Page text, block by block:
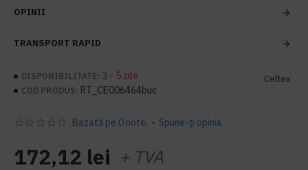
OPINII
TRANSPORT RAPID
DISPONIBILITATE: 3 - 5 zile
COD PRODUS: RT_CE006464buc
Celtex
Bazată pe 0 note. - Spune-ţi opinia
172,12 lei + TVA